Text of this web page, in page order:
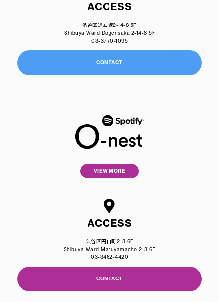
ACCESS
渋谷区道玄坂2-14-8 5F
Shibuya Ward Dogensaka 2-14-8 5F
03-3770-1095
CONTACT
VIEW MORE
ACCESS
渋谷区円山町2-3 6F
Shibuya Ward Maruyamacho 2-3 6F
03-3462-4420
CONTACT